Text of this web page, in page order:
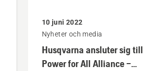
10 juni 2022
Nyheter och media
Husqvarna ansluter sig till
Power for All Alliance –